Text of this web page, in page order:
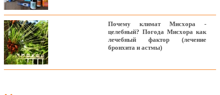
Почему климат Мисхора -
целебный? Погода Мисхора как
лечебный фактор (лечение
бронхита и астмы)